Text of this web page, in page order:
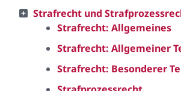
Strafrecht und
Strafrecht: Allgemeines
Strafrecht: Allgemeiner
Strafrecht: Besonderer